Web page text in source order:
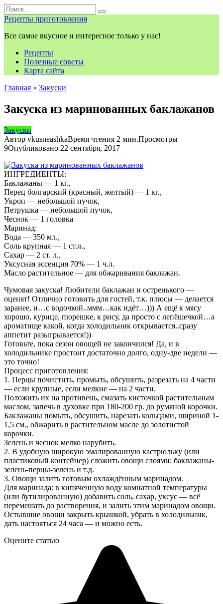
Перейти
к
контенту
Search
for:
Рецепты приготовления
Все самое вкусное и интересное только у нас!
Рецепты
Полезные советы
Карта сайта
Главная » Закуски
Закуска из маринованных баклажанов
Закуски
Автор vkusneashkaВремя чтения 2 мин.Просмотры
9Опубликовано 22 сентября, 2017
ИНГРЕДИЕНТЫ:
Баклажаны — 1 кг.,
Перец болгарский (красный, желтый) — 1 кг.,
Укроп — небольшой пучок,
Петрушка — небольшой пучок,
Чеснок — 1 головка
Маринад:
Вода — 350 мл.,
Соль крупная — 1 ст.л.,
Сахар — 2 ст. л.,
Уксусная эссенция 70% — 1 ч.л.
Масло растительное — для обжаривания баклажан.
Чумовая закуска! Любители баклажан и остренького —
оценят! Отлично готовить для гостей, т.к. плюсы — делается
заранее, и…с водочкой..ммм…как идёт…))) А ещё к мясу
хорошо, курице, пюрешке, к рису, да просто с лепёшечкой…а
ароматище какой, когда холодильник открывается..сразу
аппетит разыгрывается!))
Готовьте, пока сезон овощей не закончился! Да, и в
холодильнике простоит достаточно долго, одну-две недели —
это точно!
Процесс приготовления:
1. Перцы почистить, промыть, обсушить, разрезать на 4 части
— если крупные, если мелкие — на 2 части.
Положить их на противень, смазать кисточкой растительным
маслом, запечь в духовке при 180-200 гр. до румяной корочки.
Баклажаны помыть, обсушить, нарезать кольцами, шириной 1-
1,5 см., обжарить в растительном масле до золотистой
корочки.
Зелень и чеснок мелко нарубить.
2. В удобную широкую эмалированную кастрюльку (или
пластиковый контейнер) сложить овощи слоями: баклажаны-
зелень-перцы-зелень и т.д.
3. Овощи залить готовым охлаждённым маринадом.
Для маринада: в кипяченную воду комнатной температуры
(или бутилированную) добавить соль, сахар, уксус — всё
перемешать до растворения, и залить этим маринадом овощи.
Остывшие овощи закрыть крышкой, убрать в холодильник,
дать настояться 24 часа — и можно есть.
Оцените статью